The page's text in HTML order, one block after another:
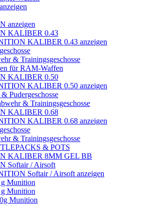
anzeigen
KALIBER 0.43
KALIBER 0.43 anzeigen
& Trainingsgeschosse
für RAM-Waffen
KALIBER 0.50
KALIBER 0.50 anzeigen
Pudergeschosse
& Trainingsgeschosse
KALIBER 0.68
KALIBER 0.68 anzeigen
& Trainingsgeschosse
& POTS
KALIBER 8MM GEL BB
Softair / Airsoft
Softair / Airsoft anzeigen
Munition
Munition
Munition